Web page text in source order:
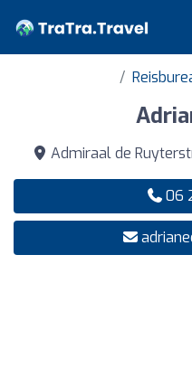
Admiraal de
06